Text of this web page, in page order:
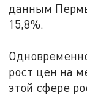
данным
15,8%.
рост цен на
этой сфере